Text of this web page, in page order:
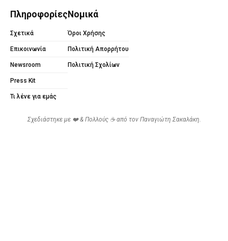
Πληροφορίες
Σχετικά
Επικοινωνία
Newsroom
Press Kit
Τι λένε για εμάς
Νομικά
Όροι Χρήσης
Πολιτική Απορρήτου
Πολιτική Σχολίων
Σχεδιάστηκε με ❤️ & Πολλούς ☕ από τον Παναγιώτη Σακαλάκη